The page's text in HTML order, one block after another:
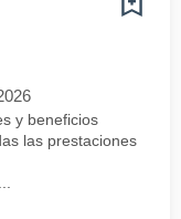
y beneficios
las prestaciones